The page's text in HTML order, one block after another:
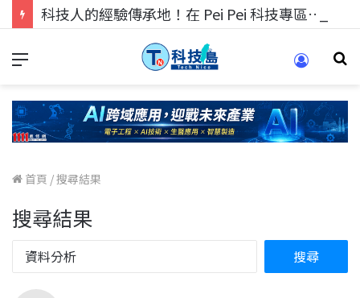
科技人的經驗傳承地！在 Pei Pei 科技專區，與學弟妹交流最硬核的技術
首頁 /搜尋結果
搜尋結果